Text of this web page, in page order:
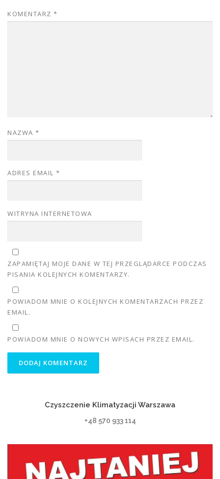
KOMENTARZ *
NAZWA *
ADRES EMAIL *
WITRYNA INTERNETOWA
ZAPAMIĘTAJ MOJE DANE W TEJ PRZEGLĄDARCE PODCZAS
PISANIA KOLEJNYCH KOMENTARZY.
POWIADOM MNIE O KOLEJNYCH KOMENTARZACH PRZEZ
EMAIL.
POWIADOM MNIE O NOWYCH WPISACH PRZEZ EMAIL.
Czyszczenie Klimatyzacji Warszawa
+48 570 933 114